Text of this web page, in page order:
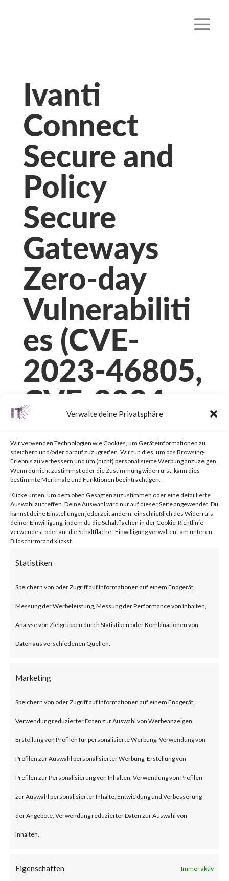
Verwalte deine Privatsphäre
Wir verwenden Technologien wie Cookies, um Geräteinformationen zu
speichern und/oder darauf zuzugreifen. Wir tun dies, um das Browsing-
Erlebnis zu verbessern und um (nicht) personalisierte Werbung anzuzeigen.
Wenn du nicht zustimmst oder die Zustimmung widerrufst, kann dies
bestimmte Merkmale und Funktionen beeinträchtigen.
Klicke unten, um dem oben Gesagten zuzustimmen oder eine detaillierte
Auswahl zu treffen. Deine Auswahl wird nur auf dieser Seite angewendet. Du
kannst deine Einstellungen jederzeit ändern, einschließlich des Widerrufs
deiner Einwilligung, indem du die Schaltflächen in der Cookie-Richtlinie
verwendest oder auf die Schaltfläche "Einwilligung verwalten" am unteren
Bildschirmrand klickst.
Statistiken
Speichern von oder Zugriff auf Informationen auf einem Endgerät,
Messung der Werbeleistung, Messung der Performance von Inhalten,
Analyse von Zielgruppen durch Statistiken oder Kombinationen von
Daten aus verschiedenen Quellen.
Marketing
Speichern von oder Zugriff auf Informationen auf einem Endgerät,
Verwendung reduzierter Daten zur Auswahl von Werbeanzeigen,
Erstellung von Profilen für personalisierte Werbung, Verwendung von
Profilen zur Auswahl personalisierter Werbung, Erstellung von
Profilen zur Personalisierung von Inhalten, Verwendung von Profilen
zur Auswahl personalisierter Inhalte, Entwicklung und Verbesserung
der Angebote, Verwendung reduzierter Daten zur Auswahl von
Inhalten.
Eigenschaften Immer aktiv
Ivanti
Connect
Secure and
Policy
Secure
Gateways
Zero-day
Vulnerabiliti
es (CVE-
2023-46805,
CVE-2024-
21887, CVE-
2024-21888,
CVE-2024-
21893)
What is the Vulnerability?
advisory on two vulnerabilities
on Jan 10, 2024 affecting Ivanti
Connect Secure (ICS) and Ivanti
Policy Secure Gateways (CVE-
2023-46805 and CVE-2024-
21887). The vulnerabilities are
an authentication bypass and
command injection
vulnerabilities, respectively in
application. According to the